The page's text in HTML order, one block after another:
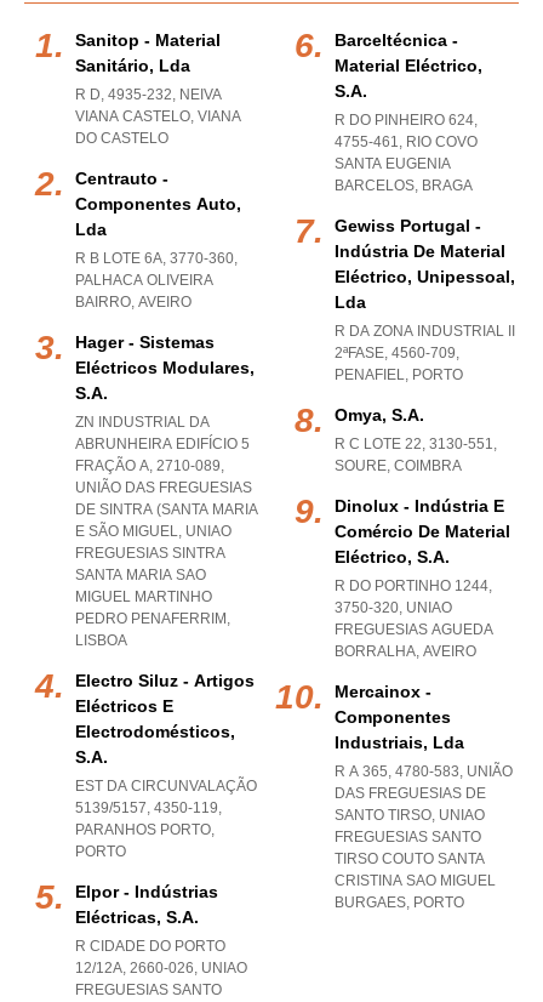
Sanitop - Material
Sanitário, Lda
R D, 4935-232, NEIVA
VIANA CASTELO, VIANA
DO CASTELO
Centrauto -
Componentes Auto,
Lda
R B LOTE 6A, 3770-360,
PALHACA OLIVEIRA
BAIRRO, AVEIRO
Hager - Sistemas
Eléctricos Modulares,
S.a.
ZN INDUSTRIAL DA
ABRUNHEIRA EDIFÍCIO 5
FRAÇÃO A, 2710-089,
UNIÃO DAS FREGUESIAS
DE SINTRA (SANTA MARIA
E SÃO MIGUEL, UNIAO
FREGUESIAS SINTRA
SANTA MARIA SAO
MIGUEL MARTINHO
PEDRO PENAFERRIM ,
LISBOA
Electro Siluz - Artigos
Eléctricos E
Electrodomésticos,
S.a.
EST DA CIRCUNVALAÇÃO
5139/5157, 4350-119,
PARANHOS PORTO,
PORTO
Elpor - Indústrias
Eléctricas, S.a.
R CIDADE DO PORTO
12/12A, 2660-026, UNIAO
FREGUESIAS SANTO
Barceltécnica -
Material Eléctrico,
S.a.
R DO PINHEIRO 624,
4755-461, RIO COVO
SANTA EUGENIA
BARCELOS, BRAGA
Gewiss Portugal -
Indústria De Material
Eléctrico, Unipessoal,
Lda
R DA ZONA INDUSTRIAL II
2ªFASE, 4560-709,
PENAFIEL, PORTO
Omya, S.a.
R C LOTE 22, 3130-551,
SOURE, COIMBRA
Dinolux - Indústria E
Comércio De Material
Eléctrico, S.a.
R DO PORTINHO 1244,
3750-320, UNIAO
FREGUESIAS AGUEDA
BORRALHA, AVEIRO
Mercainox -
Componentes
Industriais, Lda
R A 365, 4780-583, UNIÃO
DAS FREGUESIAS DE
SANTO TIRSO, UNIAO
FREGUESIAS SANTO
TIRSO COUTO SANTA
CRISTINA SAO MIGUEL
BURGAES, PORTO